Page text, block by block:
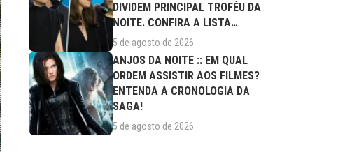
DIVIDEM PRINCIPAL TROFÉU DA
NOITE. CONFIRA A LISTA
COMPLETA DE...
5 de agosto de 2026
ANJOS DA NOITE :: EM QUAL
ORDEM ASSISTIR AOS FILMES?
ENTENDA A CRONOLOGIA DA
SAGA!
5 de agosto de 2026